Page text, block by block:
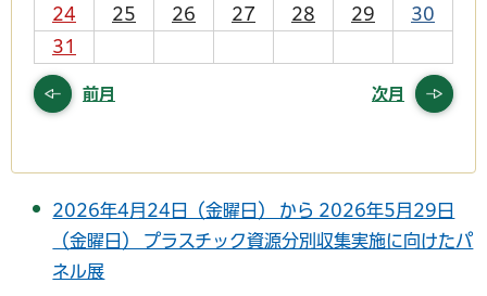
24
25 26 27 28 29
30
31
前月 次月
2026年4月24日（金曜日） から 2026年5月29日
（金曜日） プラスチック資源分別収集実施に向けたパ
ネル展